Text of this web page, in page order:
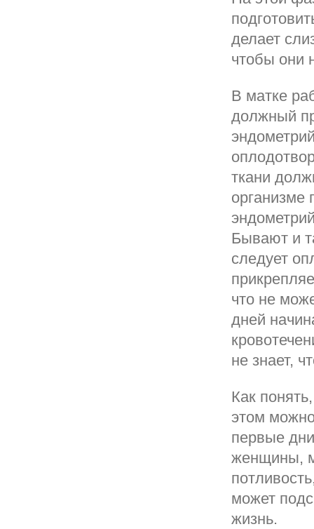
делает
чтобы они
В матке
должный
ткани
организме
Бывают и
следует
что не
дней
не знает,
Как
этом
первые
женщины,
может
жизнь.